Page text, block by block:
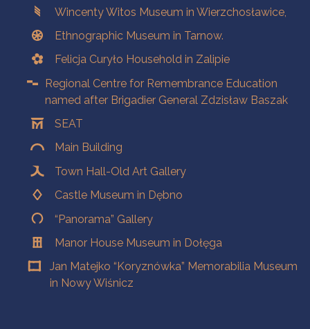
Wincenty Witos Museum in Wierzchosławice,
Ethnographic Museum in Tarnow.
Felicja Curyło Household in Zalipie
Regional Centre for Remembrance Education
named after Brigadier General Zdzisław Baszak
SEAT
Main Building
Town Hall-Old Art Gallery
Castle Museum in Dębno
“Panorama” Gallery
Manor House Museum in Dołęga
Jan Matejko “Koryznówka” Memorabilia Museum
in Nowy Wiśnicz